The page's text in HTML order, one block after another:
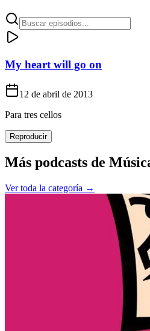
My heart will go on
12 de abril de 2013
Para tres cellos
Reproducir
Más podcasts de
Ver toda la categoría →